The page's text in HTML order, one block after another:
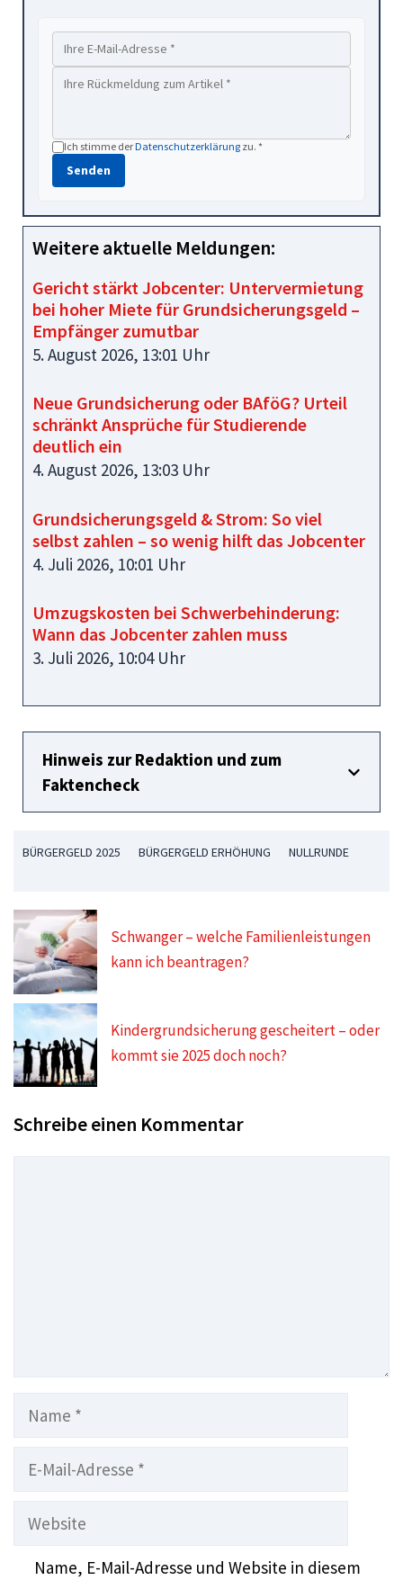
Ich stimme derDatenschutzerklärung zu. *
Senden
Weitere aktuelle Meldungen:
Gericht stärkt Jobcenter: Untervermietung
bei hoher Miete für Grundsicherungsgeld –
Empfänger zumutbar
5. August 2026, 13:01 Uhr
Neue Grundsicherung oder BAföG? Urteil
schränkt Ansprüche für Studierende
deutlich ein
4. August 2026, 13:03 Uhr
Grundsicherungsgeld & Strom: So viel
selbst zahlen – so wenig hilft das Jobcenter
4. Juli 2026, 10:01 Uhr
Umzugskosten bei Schwerbehinderung:
Wann das Jobcenter zahlen muss
3. Juli 2026, 10:04 Uhr
Hinweis zur Redaktion und zum
Faktencheck
BÜRGERGELD 2025 BÜRGERGELD ERHÖHUNG NULLRUNDE
Schwanger – welche Familienleistungen
kann ich beantragen?
Kindergrundsicherung gescheitert – oder
kommt sie 2025 doch noch?
Schreibe einen Kommentar
Name
Website
Name, E-Mail-Adresse und Website in diesem